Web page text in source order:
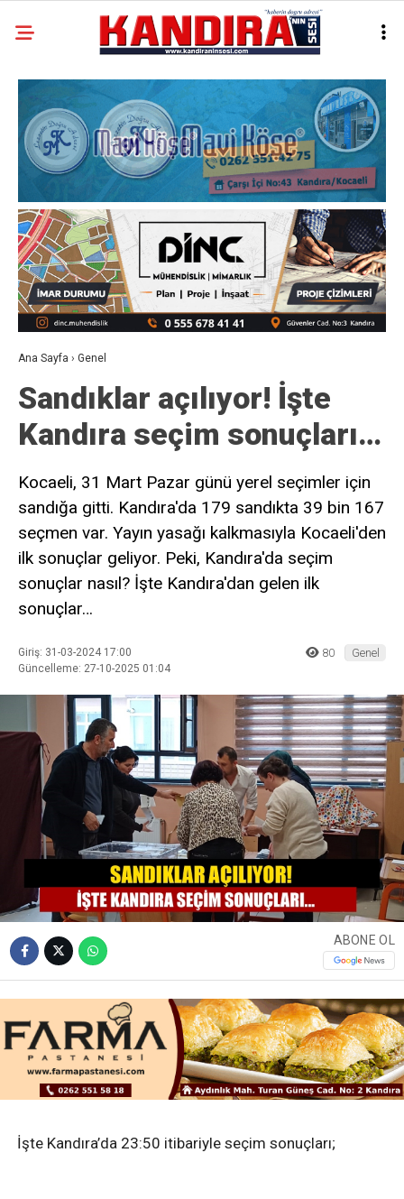
Ana Sayfa › Genel
Sandıklar açılıyor! İşte
Kandıra seçim sonuçları…
Kocaeli, 31 Mart Pazar günü yerel seçimler için
sandığa gitti. Kandıra'da 179 sandıkta 39 bin 167
seçmen var. Yayın yasağı kalkmasıyla Kocaeli'den
ilk sonuçlar geliyor. Peki, Kandıra'da seçim
sonuçlar nasıl? İşte Kandıra'dan gelen ilk
sonuçlar…
Giriş: 31-03-2024 17:00
Güncelleme: 27-10-2025 01:04
80 Genel
ABONE OL